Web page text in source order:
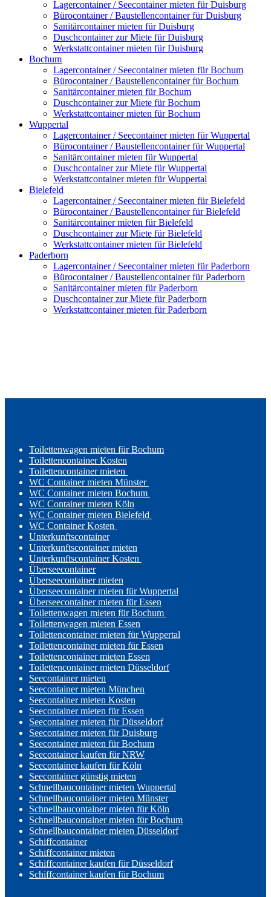
Lagercontainer / Seecontainer mieten für Duisburg
Bürocontainer / Baustellencontainer für Duisburg
Sanitärcontainer mieten für Duisburg
Duschcontainer zur Miete für Duisburg
Werkstattcontainer mieten für Duisburg
Bochum
Lagercontainer / Seecontainer mieten für Bochum
Bürocontainer / Baustellencontainer für Bochum
Sanitärcontainer mieten für Bochum
Duschcontainer zur Miete für Bochum
Werkstattcontainer mieten für Bochum
Wuppertal
Lagercontainer / Seecontainer mieten für Wuppertal
Bürocontainer / Baustellencontainer für Wuppertal
Sanitärcontainer mieten für Wuppertal
Duschcontainer zur Miete für Wuppertal
Werkstattcontainer mieten für Wuppertal
Bielefeld
Lagercontainer / Seecontainer mieten für Bielefeld
Bürocontainer / Baustellencontainer für Bielefeld
Sanitärcontainer mieten für Bielefeld
Duschcontainer zur Miete für Bielefeld
Werkstattcontainer mieten für Bielefeld
Paderborn
Lagercontainer / Seecontainer mieten für Paderborn
Bürocontainer / Baustellencontainer für Paderborn
Sanitärcontainer mieten für Paderborn
Duschcontainer zur Miete für Paderborn
Werkstattcontainer mieten für Paderborn
Toilettenwagen mieten für Bochum
Toilettencontainer Kosten
Toilettencontainer mieten
WC Container mieten Münster
WC Container mieten Bochum
WC Container mieten Köln
WC Container mieten Bielefeld
WC Container Kosten
Unterkunftscontainer
Unterkunftscontainer mieten
Unterkunftscontainer Kosten
Überseecontainer
Überseecontainer mieten
Überseecontainer mieten für Wuppertal
Überseecontainer mieten für Essen
Toilettenwagen mieten für Bochum
Toilettenwagen mieten Essen
Toilettencontainer mieten für Wuppertal
Toilettencontainer mieten für Essen
Toilettencontainer mieten Essen
Toilettencontainer mieten Düsseldorf
Seecontainer mieten
Seecontainer mieten München
Seecontainer mieten Kosten
Seecontainer mieten für Essen
Seecontainer mieten für Düsseldorf
Seecontainer mieten für Duisburg
Seecontainer mieten für Bochum
Seecontainer kaufen für NRW
Seecontainer kaufen für Köln
Seecontainer günstig mieten
Schnellbaucontainer mieten Wuppertal
Schnellbaucontainer mieten Münster
Schnellbaucontainer mieten für Köln
Schnellbaucontainer mieten für Bochum
Schnellbaucontainer mieten Düsseldorf
Schiffcontainer
Schiffcontainer mieten
Schiffcontainer kaufen für Düsseldorf
Schiffcontainer kaufen für Bochum